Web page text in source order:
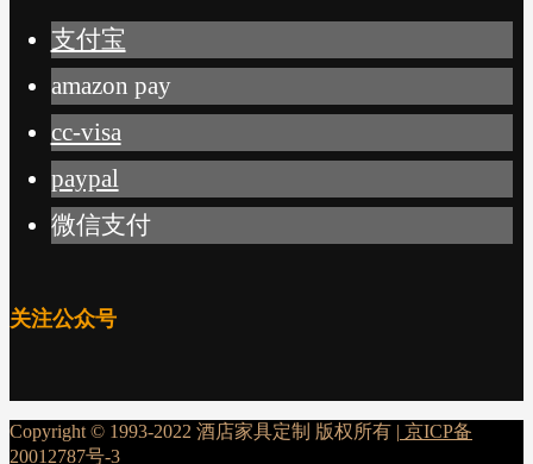
支付宝
amazon pay
cc-visa
paypal
微信支付
关注公众号
Copyright © 1993-2022 酒店家具定制 版权所有 | 京ICP备
20012787号-3